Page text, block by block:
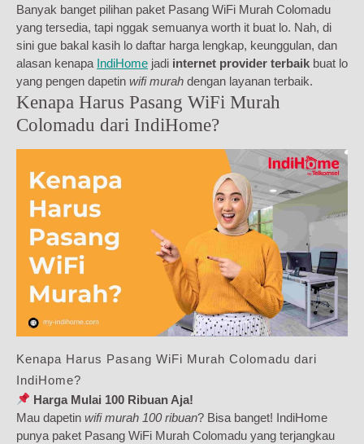
Banyak banget pilihan paket Pasang WiFi Murah Colomadu
yang tersedia, tapi nggak semuanya worth it buat lo. Nah, di
sini gue bakal kasih lo daftar harga lengkap, keunggulan, dan
alasan kenapa IndiHome jadi internet provider terbaik buat lo
yang pengen dapetin wifi murah dengan layanan terbaik.
Kenapa Harus Pasang WiFi Murah
Colomadu dari IndiHome?
Kenapa Harus Pasang WiFi Murah Colomadu dari
IndiHome?
Harga Mulai 100 Ribuan Aja!
Mau dapetin wifi murah 100 ribuan? Bisa banget! IndiHome
punya paket Pasang WiFi Murah Colomadu yang terjangkau